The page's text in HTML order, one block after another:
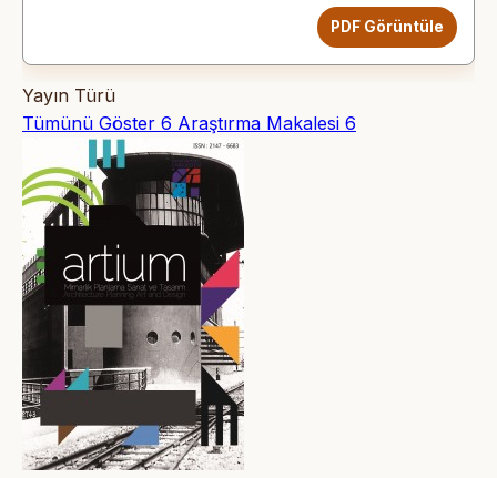
PDF Görüntüle
Yayın Türü
Tümünü Göster 6 Araştırma Makalesi 6